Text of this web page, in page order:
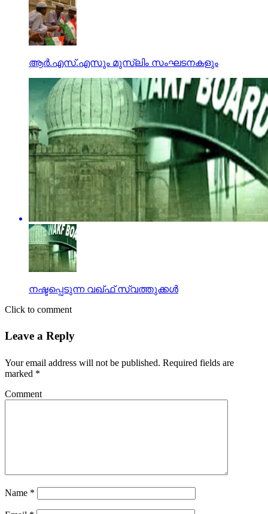
ആര്‍.എസ്.എസും മുസ്‌ലിം സംഘടനകളും
നഷ്ടപ്പെടുന്ന വഖ്ഫ് സ്വത്തുക്കള്‍
Click to comment
Leave a Reply
Your email address will not be published. Required fields are
marked *
Comment
Name *